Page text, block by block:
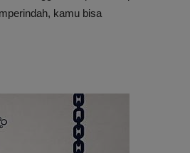
kamu bisa